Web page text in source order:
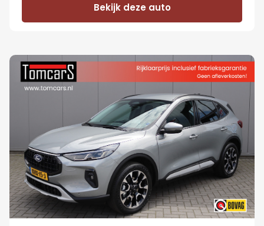
Bekijk deze auto